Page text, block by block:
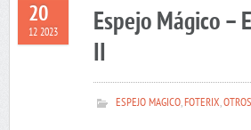
20
12 2023
Espejo Mágico –
II
ESPEJO MAGICO,FOTERIX,